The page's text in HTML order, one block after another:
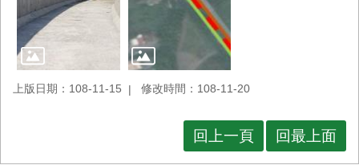
上版日期：108-11-15 修改時間：108-11-20
回上一頁 回最上面